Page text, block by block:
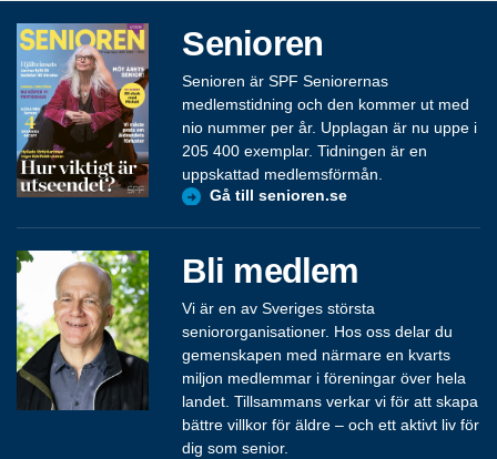
Senioren
Senioren är SPF Seniorernas
medlemstidning och den kommer ut med
nio nummer per år. Upplagan är nu uppe i
205 400 exemplar. Tidningen är en
uppskattad medlemsförmån.
Gå till senioren.se
Bli medlem
Vi är en av Sveriges största
seniororganisationer. Hos oss delar du
gemenskapen med närmare en kvarts
miljon medlemmar i föreningar över hela
landet. Tillsammans verkar vi för att skapa
bättre villkor för äldre – och ett aktivt liv för
dig som senior.